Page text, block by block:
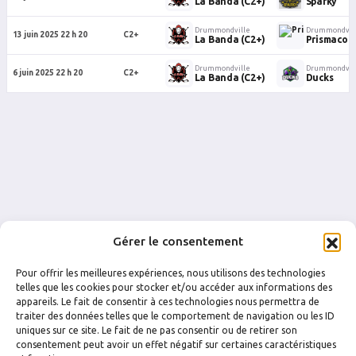
Gérer le consentement
Pour offrir les meilleures expériences, nous utilisons des technologies
telles que les cookies pour stocker et/ou accéder aux informations des
appareils. Le fait de consentir à ces technologies nous permettra de
traiter des données telles que le comportement de navigation ou les ID
uniques sur ce site. Le fait de ne pas consentir ou de retirer son
consentement peut avoir un effet négatif sur certaines caractéristiques
13 juin 2025 22 h 20 C2+
Drummondville
La Banda (C2+) Prismaco
6 juin 2025 22 h 20 C2+
Drummondville
La Banda (C2+) Ducks
FACEBOOK INSTAGRAM